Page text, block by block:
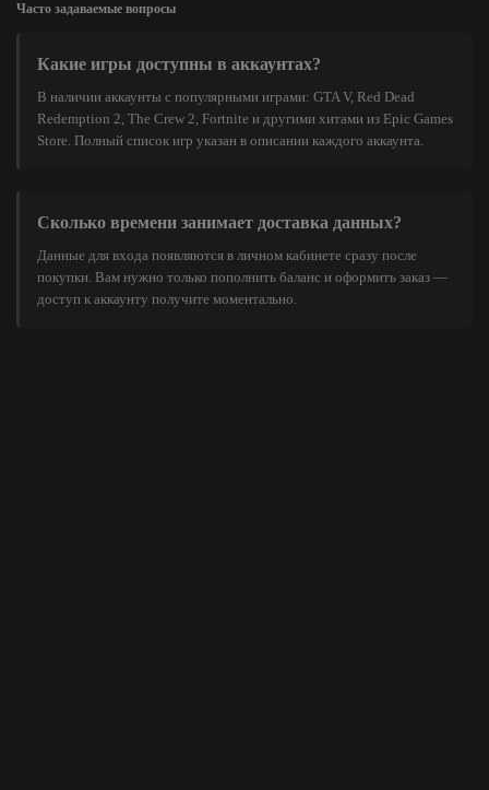
Часто задаваемые вопросы
Какие игры доступны в аккаунтах?
В наличии аккаунты с популярными играми: GTA V, Red Dead
Redemption 2, The Crew 2, Fortnite и другими хитами из Epic Games
Store. Полный список игр указан в описании каждого аккаунта.
Сколько времени занимает доставка данных?
Данные для входа появляются в личном кабинете сразу после
покупки. Вам нужно только пополнить баланс и оформить заказ —
доступ к аккаунту получите моментально.